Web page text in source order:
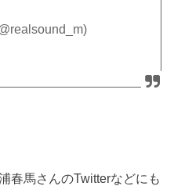
春馬さんのTwitterなどにも